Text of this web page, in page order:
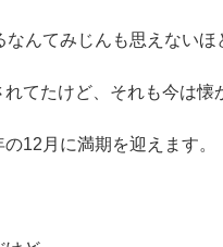
なんてみじんも思えないほ
てたけど、それも今は懐
12月に満期を迎えます。